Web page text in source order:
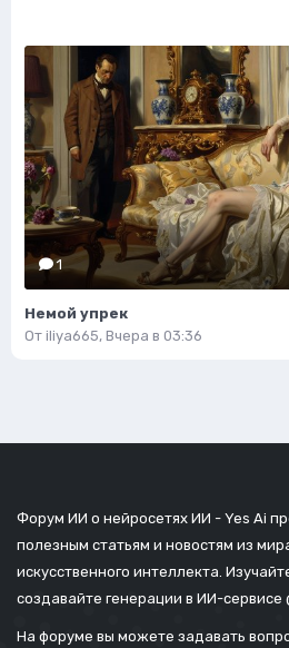
1
Немой упрек
От iliya665, Вчера в 03:36
Форум ИИ о нейросетях ИИ - Yes Ai
полезным статьям и новостям из
искусственного интеллекта.
создавайте генерации в ИИ-сервисе
На форуме вы можете задавать